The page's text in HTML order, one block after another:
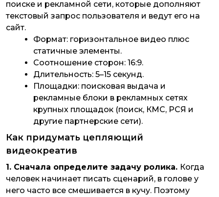
поиске и рекламной сети, которые дополняют
текстовый запрос пользователя и ведут его на
сайт.
Формат: горизонтальное видео плюс
статичные элементы.
Соотношение сторон: 16:9.
Длительность: 5–15 секунд.
Площадки: поисковая выдача и
рекламные блоки в рекламных сетях
крупных площадок (поиск, КМС, РСЯ и
другие партнерские сети).
Как придумать цепляющий
видеокреатив
1. Сначала определите задачу ролика. Когда
человек начинает писать сценарий, в голове у
него часто все смешивается в кучу. Поэтому